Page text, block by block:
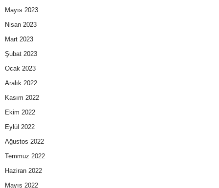
Mayıs 2023
Nisan 2023
Mart 2023
Şubat 2023
Ocak 2023
Aralık 2022
Kasım 2022
Ekim 2022
Eylül 2022
Ağustos 2022
Temmuz 2022
Haziran 2022
Mayıs 2022